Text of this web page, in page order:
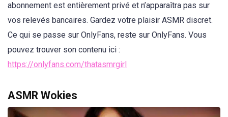
abonnement est entièrement privé et n’apparaîtra pas sur
vos relevés bancaires. Gardez votre plaisir ASMR discret.
Ce qui se passe sur OnlyFans, reste sur OnlyFans. Vous
pouvez trouver son contenu ici :
https://onlyfans.com/thatasmrgirl
ASMR Wokies